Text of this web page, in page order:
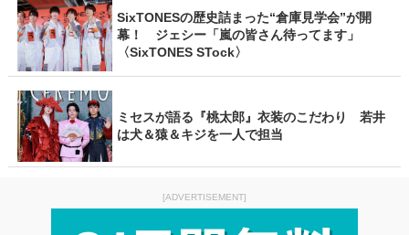
SixTONESの歴史詰まった“倉庫見学会”が開
幕！ ジェシー「嵐の皆さん待ってます」
〈SixTONES STock〉
ミセスが語る『桃太郎』衣装のこだわり 若井
は犬＆猿＆キジを一人で担当
[ADVERTISEMENT]